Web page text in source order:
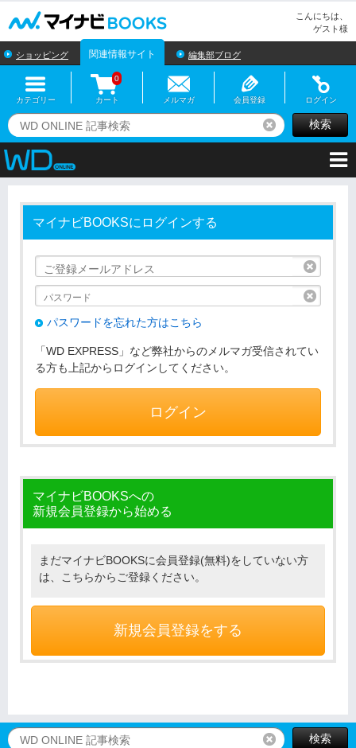
こんにちは、
ゲスト様
ショッピング 関連情報サイト 編集部ブログ
カテゴリー カート
0
メルマガ 会員登録 ログイン
リセット検索
マイナビBOOKSにログインする
パスワードを忘れた方はこちら
「WD EXPRESS」など弊社からのメルマガ受信されてい
る方も上記からログインしてください。
ログイン
マイナビBOOKSへの
新規会員登録から始める
まだマイナビBOOKSに会員登録(無料)をしていない方
は、こちらからご登録ください。
新規会員登録をする
リセット検索